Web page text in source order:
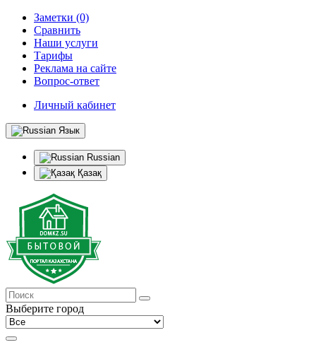
Заметки (0)
Сравнить
Наши услуги
Тарифы
Реклама на сайте
Вопрос-ответ
Личный кабинет
Язык
Russian
Қазақ
Выберите город